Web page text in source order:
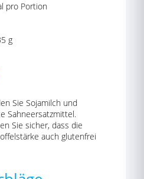
pro Portion
g
Sie Sojamilch und
Sahneersatzmittel.
Sie sicher, dass die
auch glutenfrei